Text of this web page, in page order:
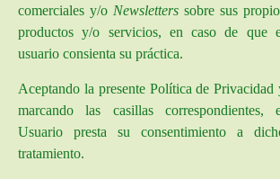
comerciales y/o Newsletters sobre sus
productos y/o servicios, en caso de que
usuario consienta su práctica.
Aceptando la presente Política de Privacidad
marcando las casillas correspondientes,
Usuario presta su consentimiento a
tratamiento.